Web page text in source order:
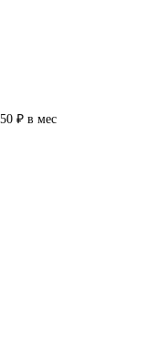
₽ в мес